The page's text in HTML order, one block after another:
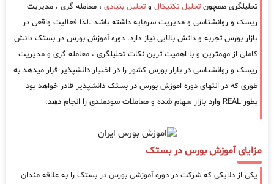
تحلیلگری همچون تحلیل تکنیکال و تحلیل بنیادی ، معامله گری ، مدیریت
ریسک و روانشناسی و مدیریت سرمایه داشته باشد .لذا فعالیت واقعی در
بازار بورس تجربه و دانش بالایی نیاز دارد. دوره آموزش بورس در بستک دانش
کاملی از مهمترین و با اهمیت ترین نکات تحلیلگری ، معامله گری و مدیریت
ریسک و روانشناسی در بازار بورس کشور را در اختیار دانشپذیر قرار میدهد به
طوری که در انتهای دوره اموزش بورس در بستک دانشپذیر قادر خواهد بود
بطور REAL وارد بازار سهام شده و معاملات سودمندی را انجام دهد.
مزایای آموزش بورس در بستک
یکی از دلایکی که شرکت در دوره آموزشی بورس در بستک را به علاقه مندان